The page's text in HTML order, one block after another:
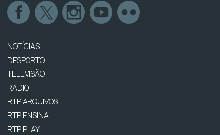
NOTÍCIAS
DESPORTO
TELEVISÃO
RÁDIO
RTP ARQUIVOS
RTP ENSINA
RTP PLAY